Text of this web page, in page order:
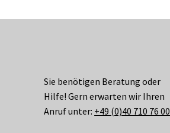
Sie benötigen Beratung oder
Hilfe! Gern erwarten wir Ihren
Anruf unter: +49 (0)40 710 76 00